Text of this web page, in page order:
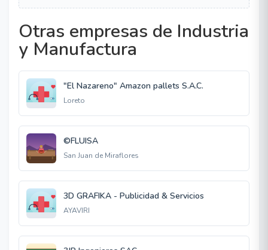
Otras empresas de Industria
y Manufactura
"El Nazareno" Amazon pallets S.A.C.
Loreto
©FLUISA
San Juan de Miraflores
3D GRAFIKA - Publicidad & Servicios
AYAVIRI